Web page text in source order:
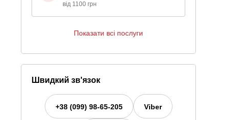
від 1100 грн
Показати всі послуги
Швидкий зв'язок
+38 (099) 98-65-205 Viber